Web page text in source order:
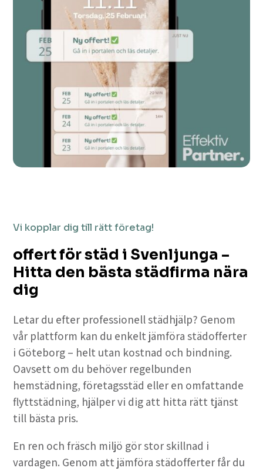
Vi kopplar dig till rätt företag!
offert för städ i Svenljunga –
Hitta den bästa städfirma nära
dig
Letar du efter professionell städhjälp? Genom
vår plattform kan du enkelt jämföra städofferter
i Göteborg – helt utan kostnad och bindning.
Oavsett om du behöver regelbunden
hemstädning, företagsstäd eller en omfattande
flyttstädning, hjälper vi dig att hitta rätt tjänst
till bästa pris.
En ren och fräsch miljö gör stor skillnad i
vardagen. Genom att jämföra städofferter får du